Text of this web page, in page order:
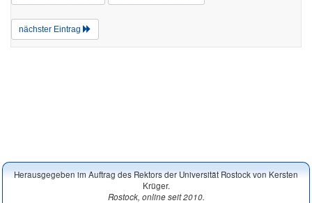
nächster Eintrag
Herausgegeben im Auftrag des Rektors der Universität Rostock von Kersten
Krüger.
Rostock, online seit 2010.